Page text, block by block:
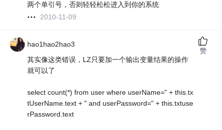
两个单引号，否则轻轻松松进入到你的系统
2010-11-09
hao1hao2hao3
其实像这类错误，LZ只要加一个输出变量结果的操作
就可以了
select count(*) from user where userName=" + this.tx
tUserName.text + " and userPassword=" + this.txtuse
rPassword.text
赞